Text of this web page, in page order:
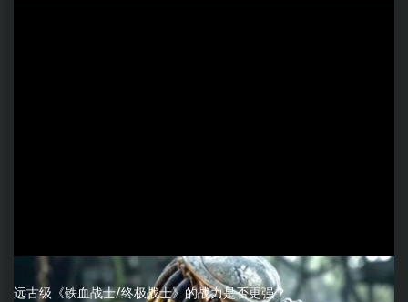
远古级《铁血战士/终极战士》的战力是否更强？